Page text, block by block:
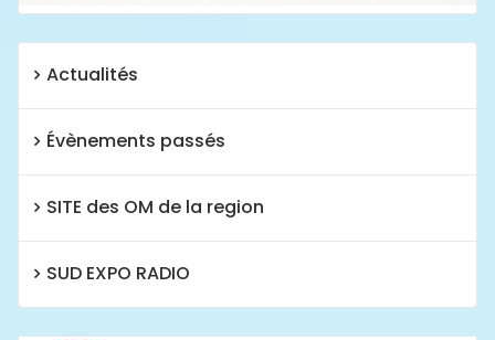
Actualités
Évènements passés
SITE des OM de la region
SUD EXPO RADIO